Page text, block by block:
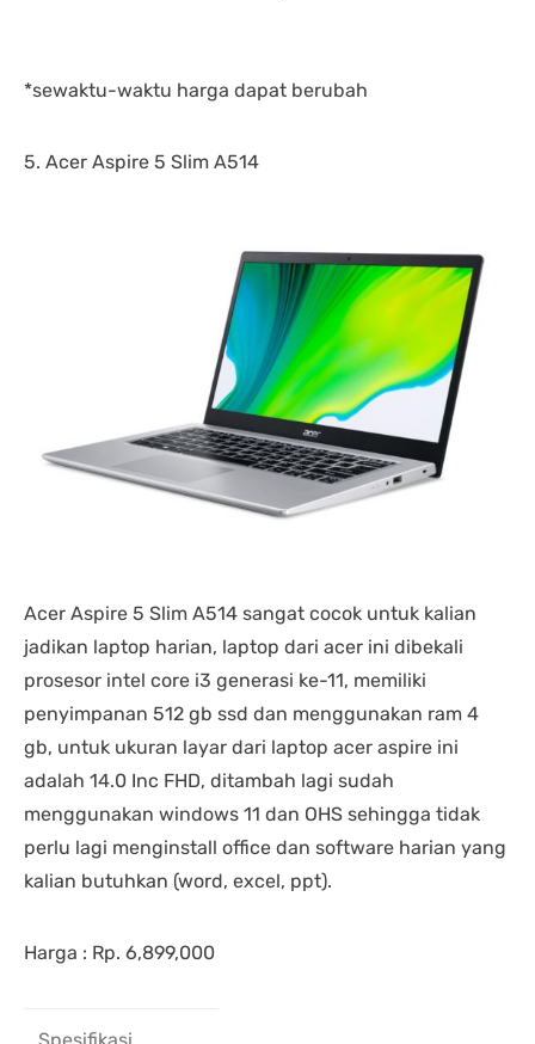
*sewaktu-waktu harga dapat berubah
5. Acer Aspire 5 Slim A514
Acer Aspire 5 Slim A514 sangat cocok untuk kalian
jadikan laptop harian, laptop dari acer ini dibekali
prosesor intel core i3 generasi ke-11, memiliki
penyimpanan 512 gb ssd dan menggunakan ram 4
gb, untuk ukuran layar dari laptop acer aspire ini
adalah 14.0 Inc FHD, ditambah lagi sudah
menggunakan windows 11 dan OHS sehingga tidak
perlu lagi menginstall office dan software harian yang
kalian butuhkan (word, excel, ppt).
Harga : Rp. 6,899,000